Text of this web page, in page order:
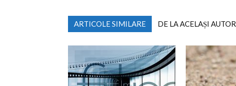
ARTICOLE SIMILARE DE LA ACELAȘI AUTOR